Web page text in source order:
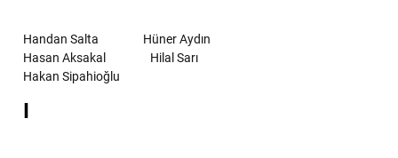
Handan Salta
Hüner Aydın
Hasan Aksakal
Hilal Sarı
Hakan Sipahioğlu
I